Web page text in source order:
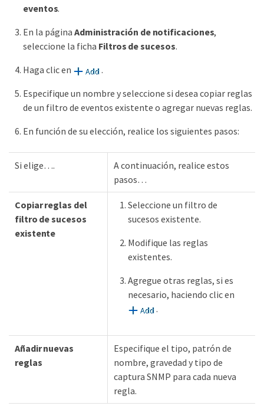
eventos.
En la página Administración de notificaciones,
seleccione la ficha Filtros de sucesos.
Haga clic en
.
Especifique un nombre y seleccione si desea copiar reglas
de un filtro de eventos existente o agregar nuevas reglas.
En función de su elección, realice los siguientes pasos:
Si elige….
A continuación, realice estos
pasos…
Copiar reglas del
filtro de sucesos
existente
Seleccione un filtro de
sucesos existente.
Modifique las reglas
existentes.
Agregue otras reglas, si es
necesario, haciendo clic en
.
Añadir nuevas
reglas
Especifique el tipo, patrón de
nombre, gravedad y tipo de
captura SNMP para cada nueva
regla.